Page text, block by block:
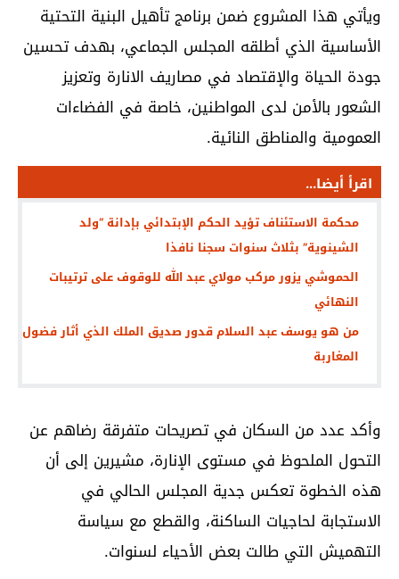
ويأتي هذا المشروع ضمن برنامج تأهيل البنية التحتية
الأساسية الذي أطلقه المجلس الجماعي، بهدف تحسين
جودة الحياة والإقتصاد في مصاريف الانارة وتعزيز
الشعور بالأمن لدى المواطنين، خاصة في الفضاءات
العمومية والمناطق النائية.
اقرأ أيضا...
محكمة الاستئناف تؤيد الحكم الإبتدائي بإدانة “ولد
الشينوية” بثلاث سنوات سجنا نافذا
الحموشي يزور مركب مولاي عبد الله للوقوف على ترتيبات
النهائي
من هو يوسف عبد السلام قدور صديق الملك الذي أثار فضول
المغاربة
وأكد عدد من السكان في تصريحات متفرقة رضاهم عن
التحول الملحوظ في مستوى الإنارة، مشيرين إلى أن
هذه الخطوة تعكس جدية المجلس الحالي في
الاستجابة لحاجيات الساكنة، والقطع مع سياسة
التهميش التي طالت بعض الأحياء لسنوات.